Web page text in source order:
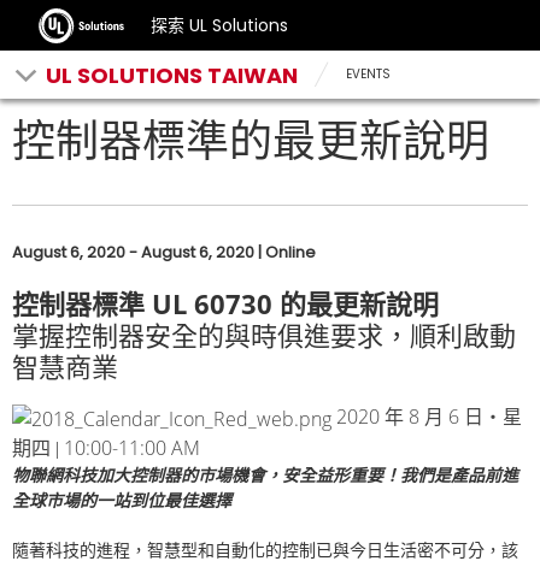
探索 UL Solutions
UL SOLUTIONS TAIWAN EVENTS
控制器標準的最更新說明
August 6, 2020 - August 6, 2020 | Online
控制器標準 UL 60730 的最更新說明
掌握控制器安全的與時俱進要求，順利啟動
智慧商業
2020 年 8 月 6 日‧星
期四 | 10:00-11:00 AM
物聯網科技加大控制器的市場機會，安全益形重要！我們是產品前進
全球市場的一站到位最佳選擇
隨著科技的進程，智慧型和自動化的控制已與今日生活密不可分，該